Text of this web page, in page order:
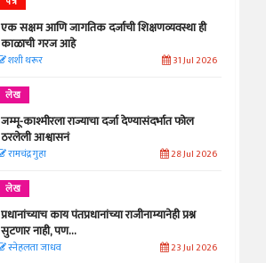
एक सक्षम आणि जागतिक दर्जाची शिक्षणव्यवस्था ही
काळाची गरज आहे
शशी थरूर 31 Jul 2026
लेख
जम्मू-काश्मीरला राज्याचा दर्जा देण्यासंदर्भात फोल
ठरलेली आश्वासनं
रामचंद्र गुहा 28 Jul 2026
लेख
प्रधानांच्याच काय पंतप्रधानांच्या राजीनाम्यानेही प्रश्न
सुटणार नाही, पण...
स्नेहलता जाधव 23 Jul 2026